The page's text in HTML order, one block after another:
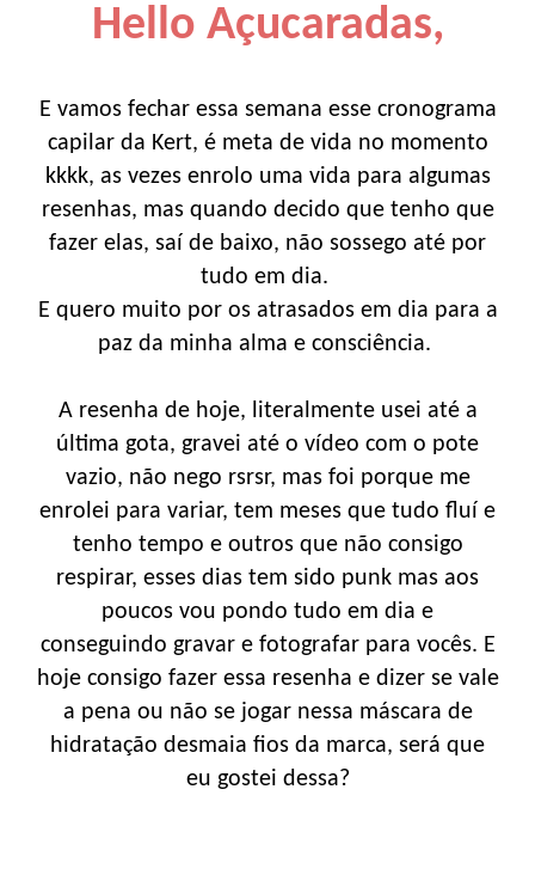
Hello Açucaradas,
E vamos fechar essa semana esse cronograma
capilar da Kert, é meta de vida no momento
kkkk, as vezes enrolo uma vida para algumas
resenhas, mas quando decido que tenho que
fazer elas, saí de baixo, não sossego até por
tudo em dia.
E quero muito por os atrasados em dia para a
paz da minha alma e consciência.
A resenha de hoje, literalmente usei até a
última gota, gravei até o vídeo com o pote
vazio, não nego rsrsr, mas foi porque me
enrolei para variar, tem meses que tudo fluí e
tenho tempo e outros que não consigo
respirar, esses dias tem sido punk mas aos
poucos vou pondo tudo em dia e
conseguindo gravar e fotografar para vocês. E
hoje consigo fazer essa resenha e dizer se vale
a pena ou não se jogar nessa máscara de
hidratação desmaia fios da marca, será que
eu gostei dessa?